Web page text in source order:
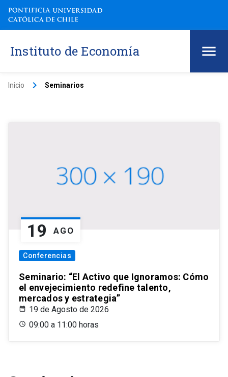
Instituto de Economía
Inicio keyboard_arrow_right Seminarios
19 AGO
Conferencias
Seminario: “El Activo que Ignoramos: Cómo
el envejecimiento redefine talento,
mercados y estrategia”
19 de Agosto de 2026
09:00 a 11:00 horas